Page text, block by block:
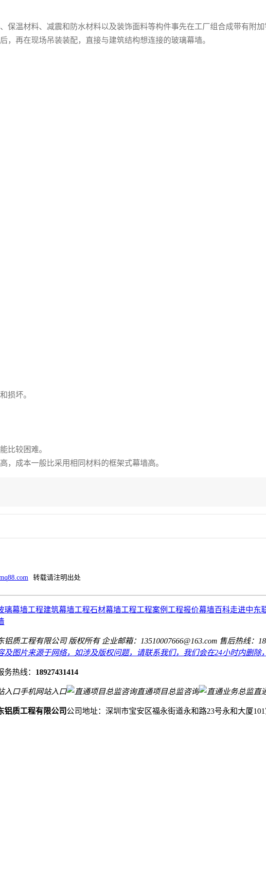
保温材料、减震和防水材料以及装饰面料等构件事先在工厂组合成带有附加
，再在现场吊装装配，直接与建筑结构想连接的玻璃幕墙。
损坏。
比较困难。
成本一般比采用相同材料的框架式幕墙高。
转载请注明出处
璃幕墙工程建筑幕墙工程石材幕墙工程工程案例 工程报价幕墙百科走进中东
铝质工程有限公司 版权所有 企业邮箱：13510007666@163.com 售后热线：
及图片来源于网络，如涉及版权问题，请联系我们，我们会在24小时内删除
务热线： 18927431414
手机网站入口 直通项目总监咨询 直
铝质工程有限公司 公司地址：深圳市宝安区福永街道永和路23号永和大厦